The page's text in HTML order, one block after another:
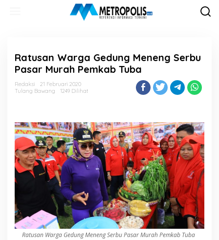
Ratusan Warga Gedung Meneng Serbu
Pasar Murah Pemkab Tuba
Redaksi
21 Februari 2020
Tulang Bawang
1249 Dilihat
Ratusan Warga Gedung Meneng Serbu Pasar Murah Pemkab Tuba